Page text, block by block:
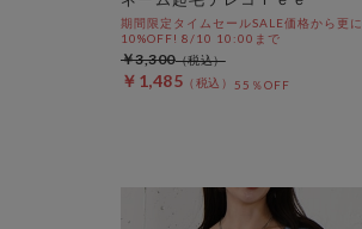
期間限定タイムセールSALE価格から更に
10%OFF! 8/10 10:00まで
￥1,485 55％OFF
￥3,300